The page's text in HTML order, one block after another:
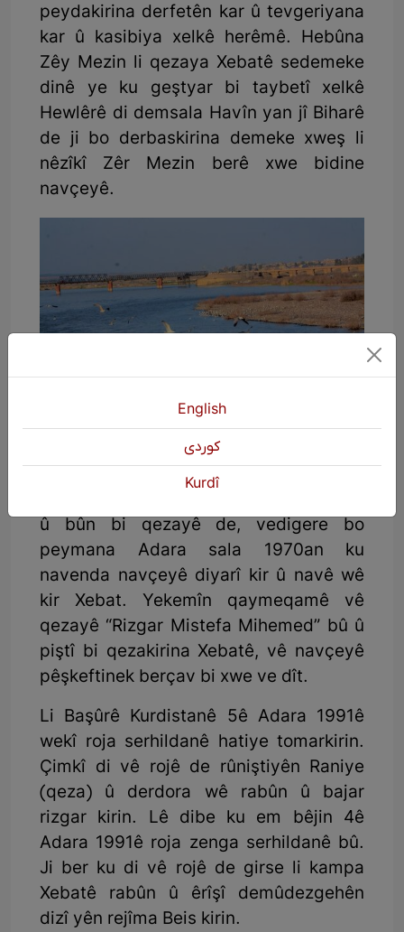
peydakirina derfetên kar û tevgeriyana
kar û kasibiya xelkê herêmê. Hebûna
Zêy Mezin li qezaya Xebatê sedemeke
dinê ye ku geştyar bi taybetî xelkê
Hewlêrê di demsala Havîn yan jî Biharê
de ji bo derbaskirina demeke xweş li
nêzîkî Zêr Mezin berê xwe bidine
navçeyê.
Dîroka qezaya Xebatê
û bûn bi qezayê de, vedigere bo
peymana Adara sala 1970an ku
navenda navçeyê diyarî kir û navê wê
kir Xebat. Yekemîn qaymeqamê vê
qezayê “Rizgar Mistefa Mihemed” bû û
piştî bi qezakirina Xebatê, vê navçeyê
pêşkeftinek berçav bi xwe ve dît.
Li Başûrê Kurdistanê 5ê Adara 1991ê
wekî roja serhildanê hatiye tomarkirin.
Çimkî di vê rojê de rûniştiyên Raniye
(qeza) û derdora wê rabûn û bajar
rizgar kirin. Lê dibe ku em bêjin 4ê
Adara 1991ê roja zenga serhildanê bû.
Ji ber ku di vê rojê de girse li kampa
Xebatê rabûn û êrîşî demûdezgehên
dizî yên rejîma Beis kirin.
English
كوردی
Kurdî